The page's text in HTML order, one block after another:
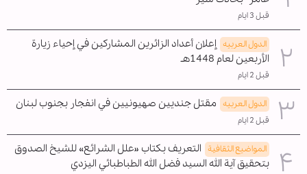
قبل 3 ايام
الدول العربیه إعلان أعداد الزائرين المشاركين في إحياء زيارة
الأربعين لعام 1448هـ
قبل 2 ايام
الدول العربیه مقتل جنديين صهيونيين في انفجار بجنوب لبنان
قبل 2 ايام
المواضیع الثقافية التعريف بكتاب «علل الشرائع» للشيخ الصدوق
بتحقيق آية الله السيد فضل الله الطباطبائي اليزدي